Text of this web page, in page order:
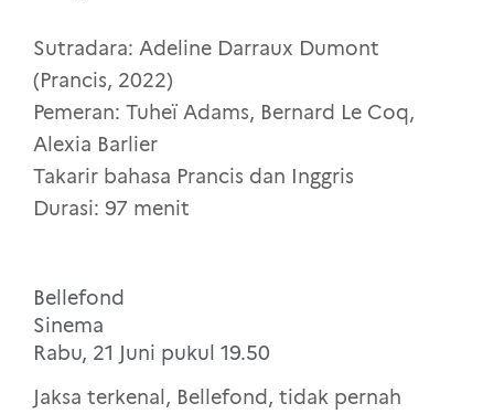
Sutradara: Adeline Darraux Dumont
(Prancis, 2022)
Pemeran: Tuheï Adams, Bernard Le Coq,
Alexia Barlier
Takarir bahasa Prancis dan Inggris
Durasi: 97 menit
Bellefond
Sinema
Rabu, 21 Juni pukul 19.50
Jaksa terkenal, Bellefond, tidak pernah